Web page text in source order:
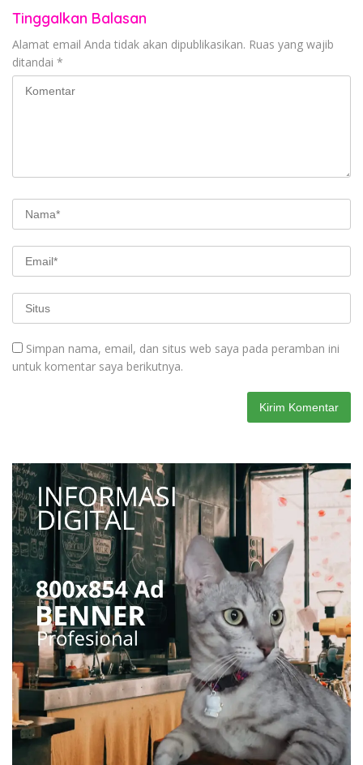
Tinggalkan Balasan
Alamat email Anda tidak akan dipublikasikan. Ruas yang wajib
ditandai *
Simpan nama, email, dan situs web saya pada peramban ini
untuk komentar saya berikutnya.